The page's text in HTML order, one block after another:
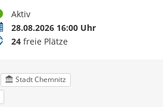
Aktiv
28.08.2026 16:00 Uhr
24freie Plätze
Stadt Chemnitz